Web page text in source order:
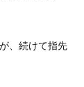
、続けて指先